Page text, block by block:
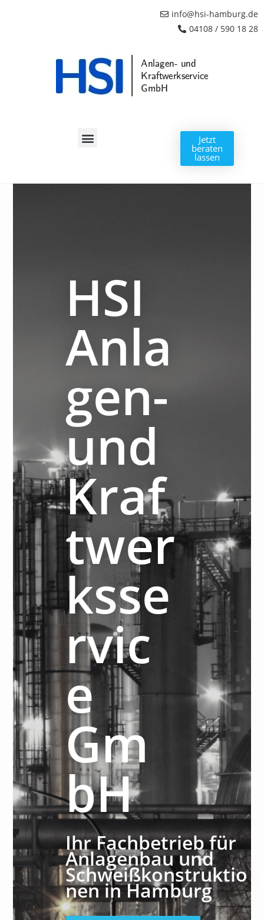
info@hsi-hamburg.de
04108 / 590 18 28
Jetzt
beraten
lassen
HSI
Anla
gen-
und
Kraf
twer
ksse
rvic
e
Gm
bH
Ihr Fachbetrieb für
Anlagenbau und
Schweißkonstruktio
nen in Hamburg